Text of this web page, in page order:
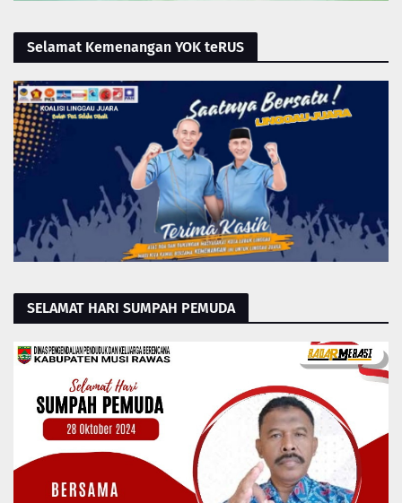
Selamat Kemenangan YOK teRUS
SELAMAT HARI SUMPAH PEMUDA